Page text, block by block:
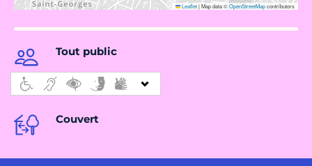
Leaflet|Map data ©OpenStreetMapcontributors
Tout public
Couvert